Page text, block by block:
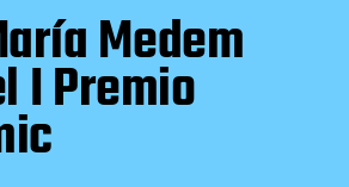
Medem
I Premio